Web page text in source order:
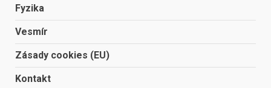
Fyzika
Vesmír
Zásady cookies (EU)
Kontakt